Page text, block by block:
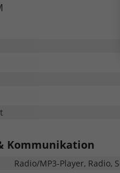
Kommunikation
Radio/MP3-Player, Radio,